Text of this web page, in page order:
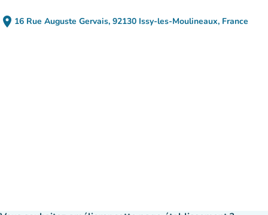
place 16 Rue Auguste Gervais, 92130 Issy-les-Moulineaux, France
(ouvrir dans Google Maps)
(nouvel onglet)